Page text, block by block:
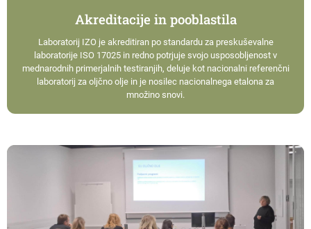
Akreditacije in pooblastila
Laboratorij IZO je akreditiran po standardu za preskuševalne
laboratorije ISO 17025 in redno potrjuje svojo usposobljenost v
mednarodnih primerjalnih testiranjih, deluje kot nacionalni referenčni
laboratorij za oljčno olje in je nosilec nacionalnega etalona za
množino snovi.